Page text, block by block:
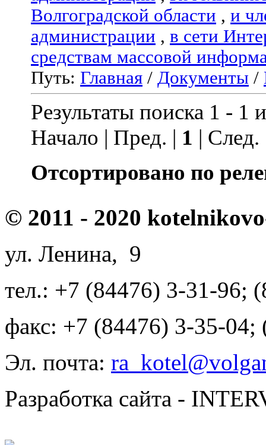
Волгоградской области , и
администрации , в сети
средствам массовой
Путь: Главная / Документы /
Результаты поиска 1 - 1
Начало | Пред. | 1 |
Отсортировано по
© 2011 - 2020
ул. Ленина, 9
тел.: +7 (84476) 3-31-96;
факс: +7 (84476) 3-35-04;
Эл. почта:
Разработка сайта -